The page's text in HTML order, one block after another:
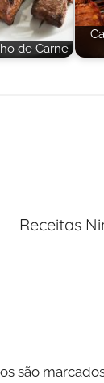
de Carne
Receitas
são